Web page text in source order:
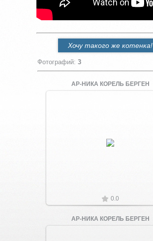
Хочу такого же котенка!
Фотографий: 3
АР-НИКА КОРЕЛЬ БЕРГЕН
Увеличить
0.0
АР-НИКА КОРЕЛЬ БЕРГЕН